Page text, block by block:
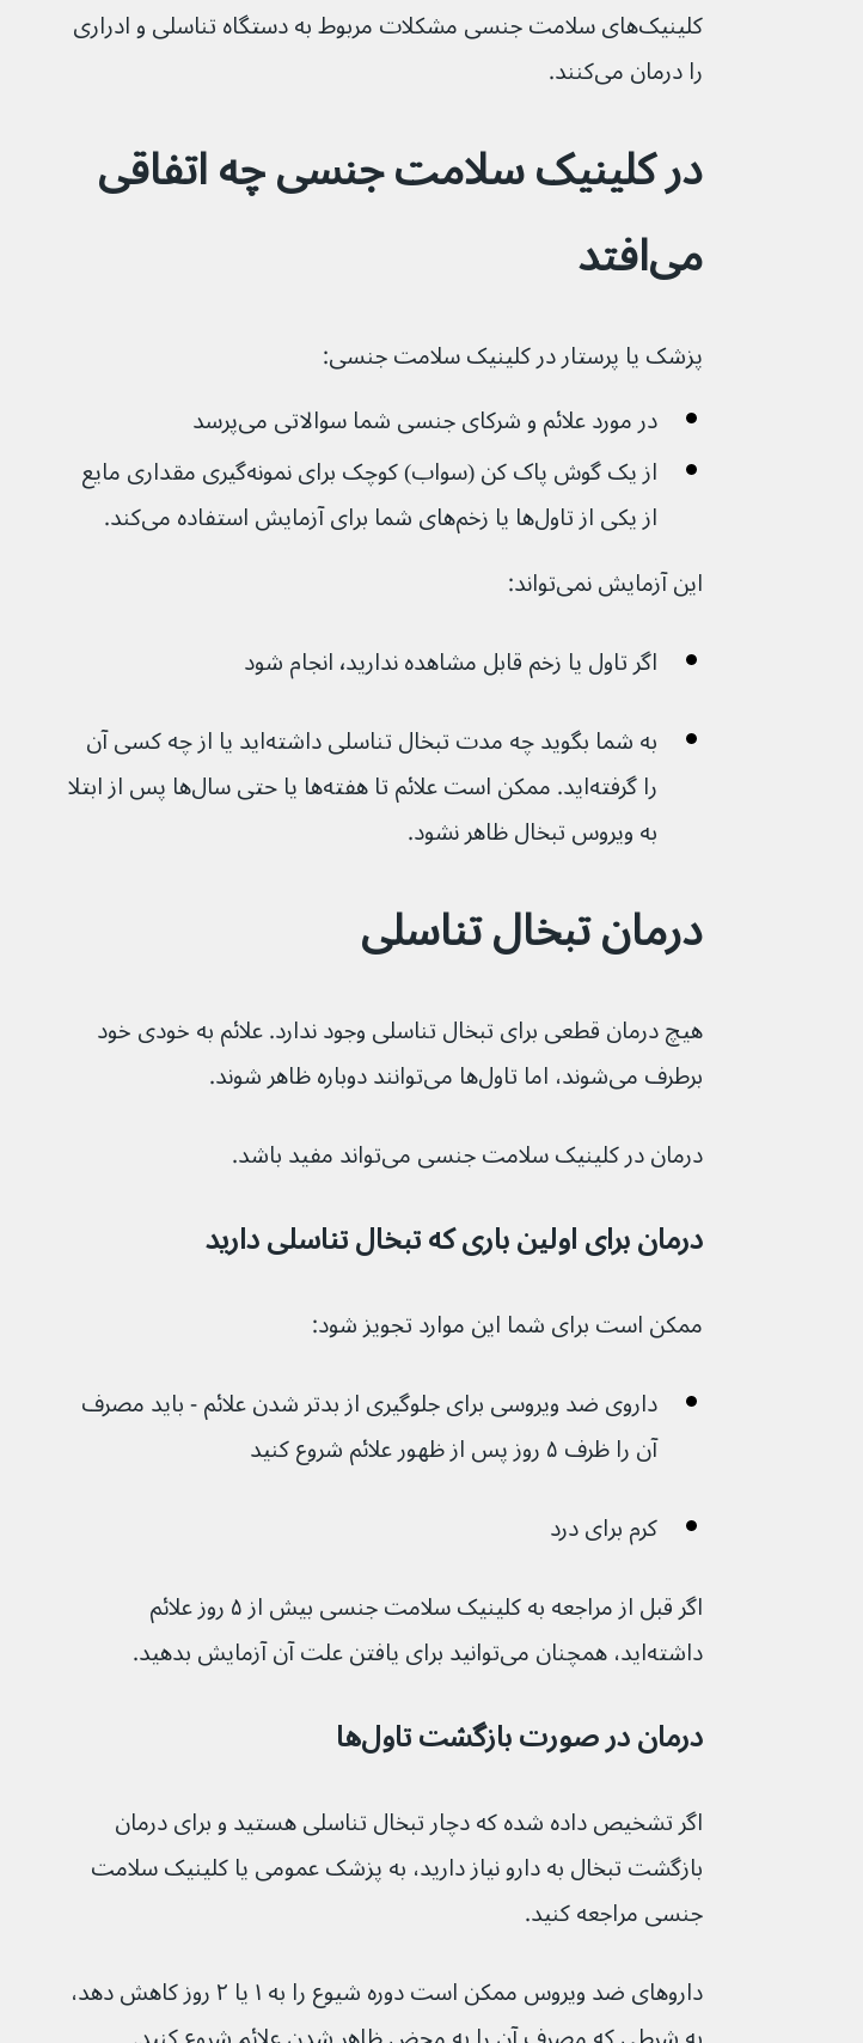
کلینیک‌های سلامت جنسی مشکلات مربوط به دستگاه تناسلی و ادراری
را درمان می‌کنند.
در کلینیک سلامت جنسی چه اتفاقی
می‌افتد
پزشک یا پرستار در کلینیک سلامت جنسی:
در مورد علائم و شرکای جنسی شما سوالاتی می‌پرسد
از یک گوش پاک کن (سواب) کوچک برای نمونه‌گیری مقداری مایع
از یکی از تاول‌ها یا زخم‌های شما برای آزمایش استفاده می‌کند.
این آزمایش نمی‌تواند:
اگر تاول یا زخم قابل مشاهده ندارید٬ انجام شود
به شما بگوید چه مدت تبخال تناسلی داشته‌اید یا از چه کسی آن
را گرفته‌اید. ممکن است علائم تا هفته‌ها یا حتی سال‌ها پس از ابتلا
به ویروس تبخال ظاهر نشود.
درمان تبخال تناسلی
هیچ درمان قطعی برای تبخال تناسلی وجود ندارد. علائم به خودی خود
برطرف می‌شوند، اما تاول‌ها می‌توانند دوباره ظاهر شوند.
درمان در کلینیک سلامت جنسی می‌تواند مفید باشد.
درمان برای اولین باری که تبخال تناسلی دارید
ممکن است برای شما این موارد تجویز شود:
داروی ضد ویروسی برای جلوگیری از بدتر شدن علائم - باید مصرف
آن را ظرف ۵ روز پس از ظهور علائم شروع کنید
کرم برای درد
اگر قبل از مراجعه به کلینیک سلامت جنسی بیش از ۵ روز علائم
داشته‌اید، همچنان می‌توانید برای یافتن علت آن آزمایش بدهید.
درمان در صورت بازگشت تاول‌ها
اگر تشخیص داده شده که دچار تبخال تناسلی هستید و برای درمان
بازگشت تبخال به دارو نیاز دارید، به پزشک عمومی یا کلینیک سلامت
جنسی مراجعه کنید.
داروهای ضد ویروس ممکن است دوره شیوع را به ۱ یا ۲ روز کاهش دهد،